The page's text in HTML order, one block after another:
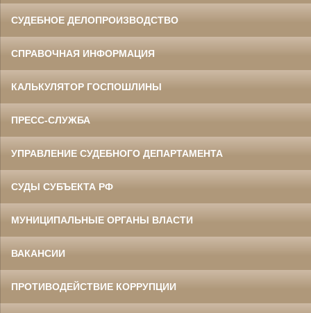
СУДЕБНОЕ ДЕЛОПРОИЗВОДСТВО
СПРАВОЧНАЯ ИНФОРМАЦИЯ
КАЛЬКУЛЯТОР ГОСПОШЛИНЫ
ПРЕСС-СЛУЖБА
УПРАВЛЕНИЕ СУДЕБНОГО ДЕПАРТАМЕНТА
СУДЫ СУБЪЕКТА РФ
МУНИЦИПАЛЬНЫЕ ОРГАНЫ ВЛАСТИ
ВАКАНСИИ
ПРОТИВОДЕЙСТВИЕ КОРРУПЦИИ